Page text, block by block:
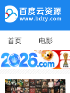
首页 电影